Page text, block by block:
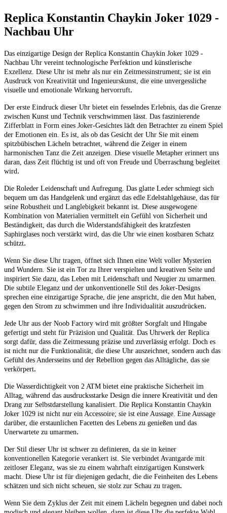
Replica Konstantin Chaykin Joker 1029 -
Nachbau Uhr
Das einzigartige Design der Replica Konstantin Chaykin Joker 1029 -
Nachbau Uhr vereint technologische Perfektion und künstlerische
Exzellenz. Diese Uhr ist mehr als nur ein Zeitmessinstrument; sie ist ein
Ausdruck von Kreativität und Ingenieurskunst, die eine unvergessliche
visuelle und emotionale Wirkung hervorruft.
Der erste Eindruck dieser Uhr bietet ein fesselndes Erlebnis, das die Grenze
zwischen Kunst und Technik verschwimmen lässt. Das faszinierende
Zifferblatt in Form eines Joker-Gesichtes lädt den Betrachter zu einem Spiel
der Emotionen ein. Es ist, als ob das Gesicht der Uhr Sie mit einem
spitzbübischen Lächeln betrachtet, während die Zeiger in einem
harmonischen Tanz die Zeit anzeigen. Diese visuelle Metapher erinnert uns
daran, dass Zeit flüchtig ist und oft von Freude und Überraschung begleitet
wird.
Die Roleder Leidenschaft und Aufregung. Das glatte Leder schmiegt sich
bequem um das Handgelenk und ergänzt das edle Edelstahlgehäuse, das für
seine Robustheit und Langlebigkeit bekannt ist. Diese ausgewogene
Kombination von Materialien vermittelt ein Gefühl von Sicherheit und
Beständigkeit, das durch die Widerstandsfähigkeit des kratzfesten
Saphirglases noch verstärkt wird, das die Uhr wie einen kostbaren Schatz
schützt.
Wenn Sie diese Uhr tragen, öffnet sich Ihnen eine Welt voller Mysterien
und Wundern. Sie ist ein Tor zu Ihrer verspielten und kreativen Seite und
inspiriert Sie dazu, das Leben mit Leidenschaft und Neugier zu umarmen.
Die subtile Eleganz und der unkonventionelle Stil des Joker-Designs
sprechen eine einzigartige Sprache, die jene anspricht, die den Mut haben,
gegen den Strom zu schwimmen und ihre Individualität auszudrücken.
Jede Uhr aus der Noob Factory wird mit größter Sorgfalt und Hingabe
gefertigt und steht für Präzision und Qualität. Das Uhrwerk der Replica
sorgt dafür, dass die Zeitmessung präzise und zuverlässig erfolgt. Doch es
ist nicht nur die Funktionalität, die diese Uhr auszeichnet, sondern auch das
Gefühl des Andersseins und der Rebellion gegen das Alltägliche, das sie
verkörpert.
Die Wasserdichtigkeit von 2 ATM bietet eine praktische Sicherheit im
Alltag, während das ausdrucksstarke Design die innere Kreativität und den
Drang zur Selbstdarstellung kanalisiert. Die Replica Konstantin Chaykin
Joker 1029 ist nicht nur ein Accessoire; sie ist eine Aussage. Eine Aussage
darüber, die erstaunlichen Facetten des Lebens zu genießen und das
Unerwartete zu umarmen.
Der Stil dieser Uhr ist schwer zu definieren, da sie in keiner
konventionellen Kategorie verankert ist. Sie verbindet Avantgarde mit
zeitloser Eleganz, was sie zu einem wahrhaft einzigartigen Kunstwerk
macht. Diese Uhr ist für diejenigen gedacht, die die Feinheiten des Lebens
schätzen und sich nicht scheuen, sie stolz zur Schau zu tragen.
Wenn Sie dem Zyklus der Zeit mit einem Lächeln begegnen und dabei noch